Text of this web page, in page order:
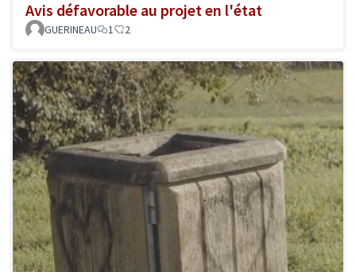
Avis défavorable au projet en l'état
GUERINEAU 1 2